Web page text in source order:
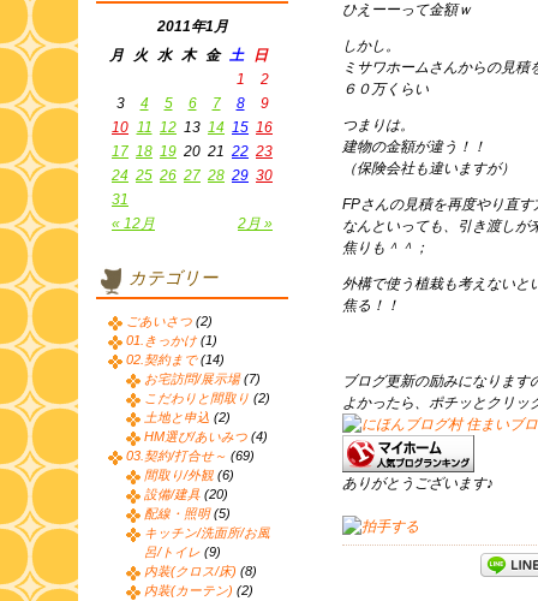
ひえーーって金額ｗ
しかし。
ミサワホームさんからの見積
６０万くらい
つまりは。
建物の金額が違う！！
（保険会社も違いますが）
FPさんの見積を再度やり直
なんといっても、引き渡しが
焦りも＾＾；
外構で使う植栽も考えないと
焦る！！
ブログ更新の励みになります
よかったら、ポチッとクリッ
ありがとうございます♪
2011年1月
月
火 水 木 金 土 日
« 12月 2月 »
1
2
3
4 5 6 7 8
9
10 11 12 13 14 15 16
17 18 19 20 21 22 23
24 25 26 27 28 29 30
31
カテゴリー
ごあいさつ (2)
01.きっかけ (1)
02.契約まで(14)
お宅訪問/展示場(7)
こだわりと間取り (2)
土地と申込 (2)
HM選び/あいみつ (4)
03.契約/打合せ～ (69)
間取り/外観 (6)
設備/建具 (20)
配線・照明(5)
キッチン/洗面所/お風
呂/トイレ (9)
内装(クロス/床) (8)
内装(カーテン) (2)